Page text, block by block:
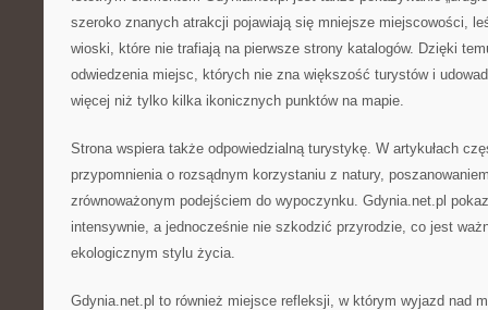
szeroko znanych atrakcji pojawiają się mniejsze miejscowości,
wioski, które nie trafiają na pierwsze strony katalogów. Dzięki
odwiedzenia miejsc, których nie zna większość turystów i
więcej niż tylko kilka ikonicznych punktów na mapie.
Strona wspiera także odpowiedzialną turystykę. W artykułach
przypomnienia o rozsądnym korzystaniu z natury,
zrównoważonym podejściem do wypoczynku. Gdynia.net.pl
intensywnie, a jednocześnie nie szkodzić przyrodzie, co jest
ekologicznym stylu życia.
Gdynia.net.pl to również miejsce refleksji, w którym wyjazd nad